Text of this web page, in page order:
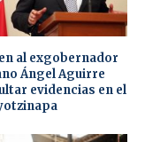
al exgobernador
Ángel Aguirre
evidencias en el